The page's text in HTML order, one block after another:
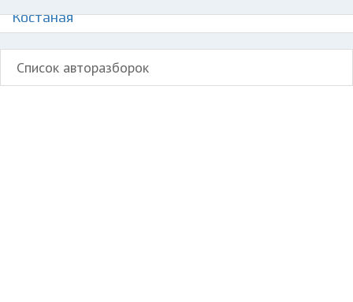
Костаная
Список авторазборок